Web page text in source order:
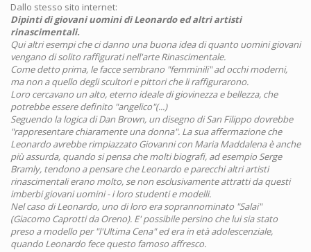
Dallo stesso sito internet:
Dipinti di giovani uomini di Leonardo ed altri artisti
rinascimentali.
Qui altri esempi che ci danno una buona idea di quanto uomini giovani
vengano di solito raffigurati nell'arte Rinascimentale.
Come detto prima, le facce sembrano "femminili" ad occhi moderni,
ma non a quello degli scultori e pittori che li raffigurarono.
Loro cercavano un alto, eterno ideale di giovinezza e bellezza, che
potrebbe essere definito "angelico"(...)
Seguendo la logica di Dan Brown, un disegno di San Filippo dovrebbe
"rappresentare chiaramente una donna". La sua affermazione che
Leonardo avrebbe rimpiazzato Giovanni con Maria Maddalena è anche
più assurda, quando si pensa che molti biografi, ad esempio Serge
Bramly, tendono a pensare che Leonardo e parecchi altri artisti
rinascimentali erano molto, se non esclusivamente attratti da questi
imberbi giovani uomini - i loro studenti e modelli.
Nel caso di Leonardo, uno di loro era soprannominato "Salai"
(Giacomo Caprotti da Oreno). E' possibile persino che lui sia stato
preso a modello per "l'Ultima Cena" ed era in età adolescenziale,
quando Leonardo fece questo famoso affresco.